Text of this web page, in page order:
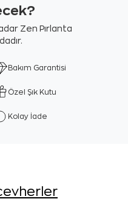
Zen Pırlanta
Bakım Garantisi
Özel Şık Kutu
Kolay İade